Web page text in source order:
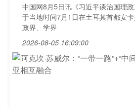
中国网8月5日讯《习近平谈治国理
于当地时间7月1日在土耳其首都安
政界、学界
2026-08-05 16:09:00